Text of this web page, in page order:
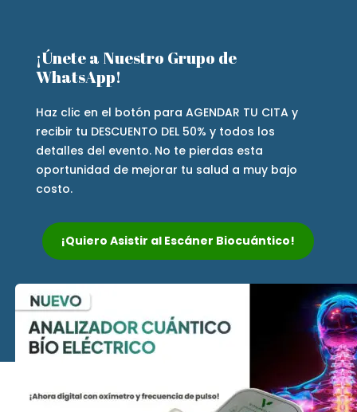
¡Únete a Nuestro Grupo de
WhatsApp!
Haz clic en el botón para AGENDAR TU CITA y
recibir tu DESCUENTO DEL 50% y todos los
detalles del evento. No te pierdas esta
oportunidad de mejorar tu salud a muy bajo
costo.
¡Quiero Asistir al Escáner Biocuántico!